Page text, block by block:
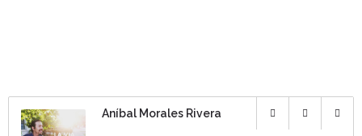
Aníbal Morales Rivera